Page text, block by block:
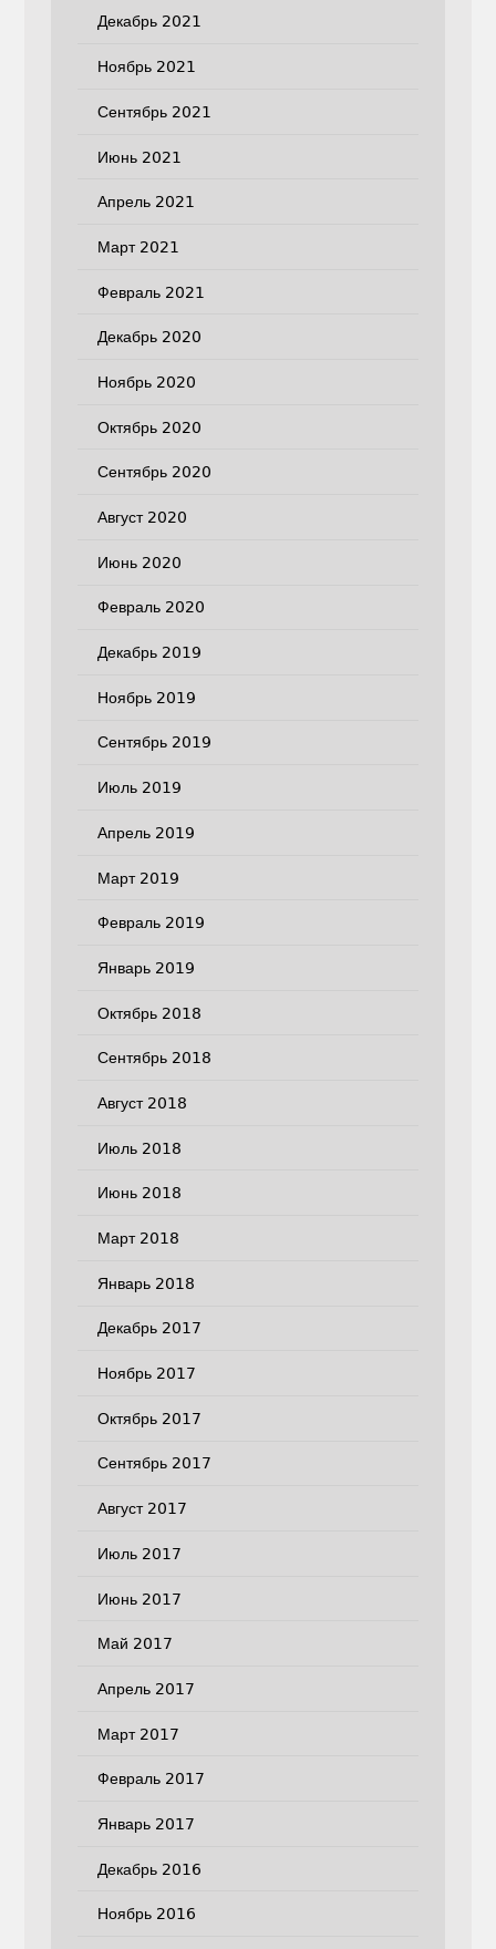
Декабрь 2021
Ноябрь 2021
Сентябрь 2021
Июнь 2021
Апрель 2021
Март 2021
Февраль 2021
Декабрь 2020
Ноябрь 2020
Октябрь 2020
Сентябрь 2020
Август 2020
Июнь 2020
Февраль 2020
Декабрь 2019
Ноябрь 2019
Сентябрь 2019
Июль 2019
Апрель 2019
Март 2019
Февраль 2019
Январь 2019
Октябрь 2018
Сентябрь 2018
Август 2018
Июль 2018
Июнь 2018
Март 2018
Январь 2018
Декабрь 2017
Ноябрь 2017
Октябрь 2017
Сентябрь 2017
Август 2017
Июль 2017
Июнь 2017
Май 2017
Апрель 2017
Март 2017
Февраль 2017
Январь 2017
Декабрь 2016
Ноябрь 2016